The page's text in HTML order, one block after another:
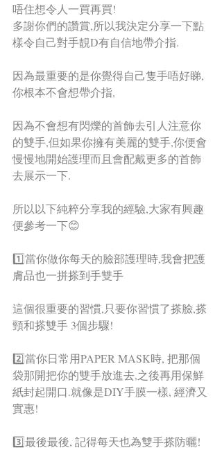
唔住想令人一買再買!
多謝你們的讚賞,所以我決定分享一下點
樣令自己對手靚D有自信地帶介指.
因為最重要的是你覺得自己隻手唔好睇,
你根本不會想帶介指,
因為不會想有閃爍的首飾去引人注意你
的雙手,但如果你擁有美麗的雙手,你便會
慢慢地開始護理而且會配戴更多的首飾
去展示一下.
所以以下純粹分享我的經驗,大家有興趣
便參考一下😊
1️⃣當你做你每天的臉部護理時,我會把護
膚品也一拼搽到手雙手
這個很重要的習慣,只要你習慣了搽臉,搽
頸和搽雙手 3個步驟!
2️⃣當你日常用PAPER MASK時, 把那個
袋那開把你的雙手放進去,之後再用保鮮
紙封起開口.就像是DIY手膜一樣, 經濟又
實惠!
3️⃣最後最後, 記得每天也為雙手搽防曬!